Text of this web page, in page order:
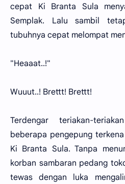
cepat Ki Branta Sula
Semplak. Lalu sambil
tubuhnya cepat melompat
"Heaaat..!"
Wuuut..! Brettt! Brettt!
Terdengar teriakan-
beberapa pengepung
Ki Branta Sula. Tanpa
korban sambaran pedang
tewas dengan luka